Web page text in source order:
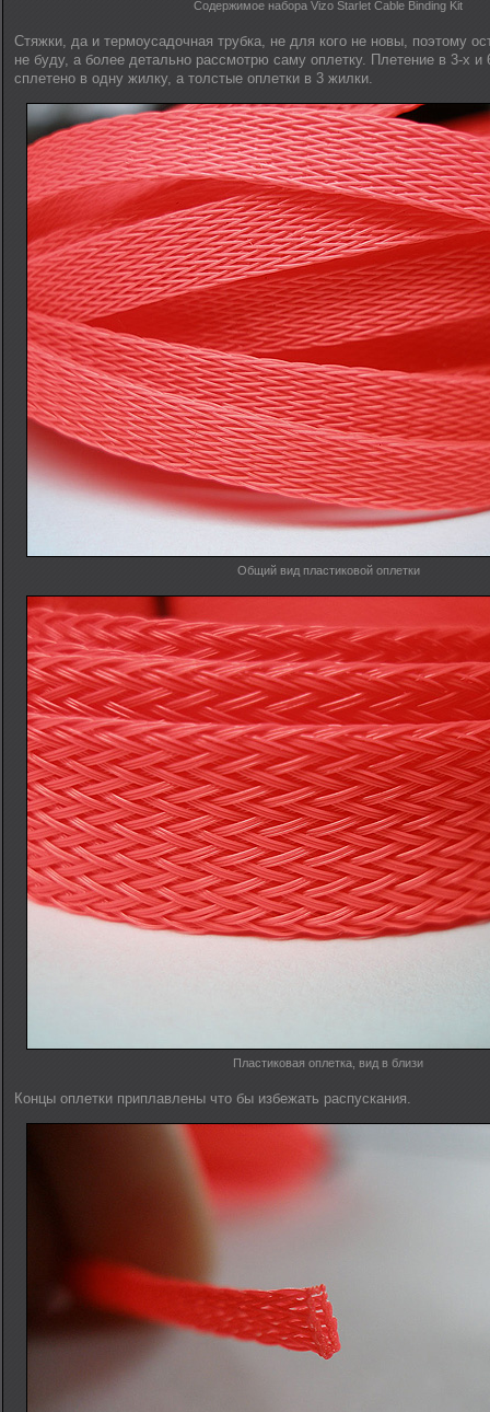
Содержимое набора Vizo Starlet Cable Binding Kit
Стяжки, да и термоусадочная трубка, не для кого не новы, поэтому
не буду, а более детально рассмотрю саму оплетку. Плетение в 3-х и
сплетено в одну жилку, а толстые оплетки в 3 жилки.
Общий вид пластиковой оплетки
Пластиковая оплетка, вид в близи
Концы оплетки приплавлены что бы избежать распускания.